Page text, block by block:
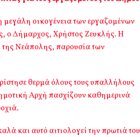
μεγάλη οικογένεια των εργαζομένων
ο Δήμαρχος, Χρήστος Ζευκλής. Η
Νεάπολης, παρουσία των
θερμά όλους τους υπαλλήλους
Αρχή πασχίζουν καθημερινά
και αυτό αιτιολογεί την πρωτιά του